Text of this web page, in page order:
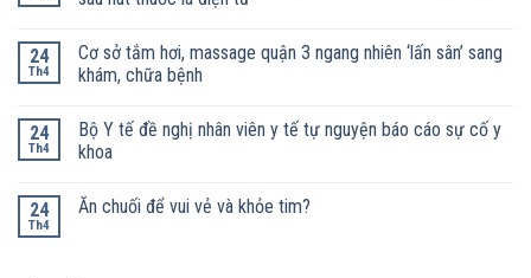
24
Th4
Cơ sở tắm hơi, massage quận 3 ngang nhiên ‘lấn sân’ sang
khám, chữa bệnh
24
Th4
Bộ Y tế đề nghị nhân viên y tế tự nguyện báo cáo sự cố y
khoa
24
Th4
Ăn chuối để vui vẻ và khỏe tim?